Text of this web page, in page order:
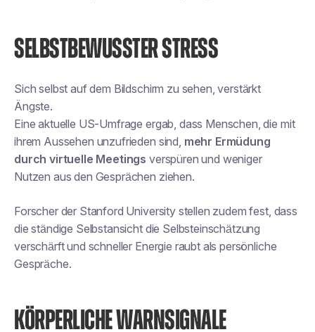
SELBSTBEWUSSTER STRESS
Sich selbst auf dem Bildschirm zu sehen, verstärkt
Ängste.
Eine aktuelle US-Umfrage ergab, dass Menschen, die mit
ihrem Aussehen unzufrieden sind, mehr Ermüdung
durch virtuelle Meetings verspüren und weniger
Nutzen aus den Gesprächen ziehen.
Forscher der Stanford University stellen zudem fest, dass
die ständige Selbstansicht die Selbsteinschätzung
verschärft und schneller Energie raubt als persönliche
Gespräche.
KÖRPERLICHE WARNSIGNALE